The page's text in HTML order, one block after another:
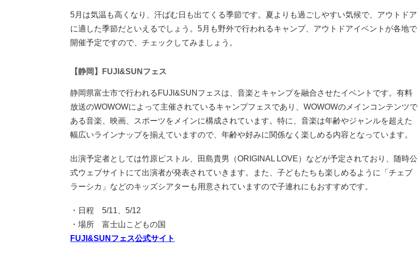
5月は気温も高くなり、汗ばむ日も出てくる季節です。夏よりも過ごしやすい気候で、アウトドア
に適した季節だといえるでしょう。5月も野外で行われるキャンプ、アウトドアイベントが各地で
開催予定ですので、チェックしてみましょう。
【静岡】FUJI&SUNフェス
静岡県富士市で行われるFUJI&SUNフェスは、音楽とキャンプを融合させたイベントです。有料
放送のWOWOWによって主催されているキャンプフェスであり、WOWOWのメインコンテンツで
ある音楽、映画、スポーツをメインに構成されています。特に、音楽は年齢やジャンルを超えた
幅広いラインナップを揃えていますので、年齢や好みに関係なく楽しめる内容となっています。
出演予定者としては竹原ピストル、田島貴男（ORIGINAL LOVE）などが予定されており、随時公
式ウェブサイトにて出演者が発表されていきます。また、子どもたちも楽しめるように「チェブ
ラーシカ」などのキッズシアターも用意されていますので子連れにもおすすめです。
・日程 5/11、5/12
・場所 富士山こどもの国
FUJI&SUNフェス公式サイト